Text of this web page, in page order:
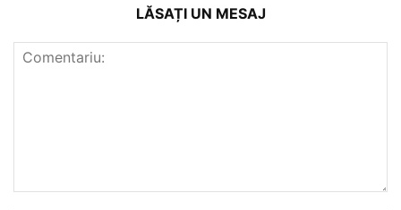
LĂSAȚI UN MESAJ